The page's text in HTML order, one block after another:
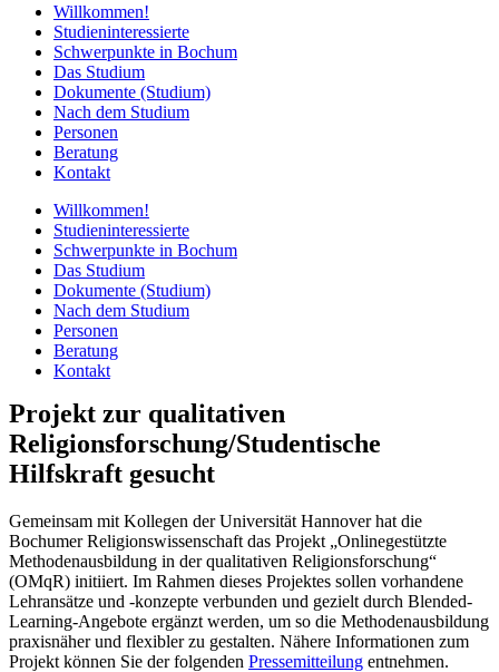
Willkommen!
Studieninteressierte
Schwerpunkte in Bochum
Das Studium
Dokumente (Studium)
Nach dem Studium
Personen
Beratung
Kontakt
Willkommen!
Studieninteressierte
Schwerpunkte in Bochum
Das Studium
Dokumente (Studium)
Nach dem Studium
Personen
Beratung
Kontakt
Projekt zur qualitativen
Religionsforschung/Studentische
Hilfskraft gesucht
Gemeinsam mit Kollegen der Universität Hannover hat die
Bochumer Religionswissenschaft das Projekt „Onlinegestützte
Methodenausbildung in der qualitativen Religionsforschung“
(OMqR) initiiert. Im Rahmen dieses Projektes sollen vorhandene
Lehransätze und -konzepte verbunden und gezielt durch Blended-
Learning-Angebote ergänzt werden, um so die Methodenausbildung
praxisnäher und flexibler zu gestalten. Nähere Informationen zum
Projekt können Sie der folgenden Pressemitteilung entnehmen.